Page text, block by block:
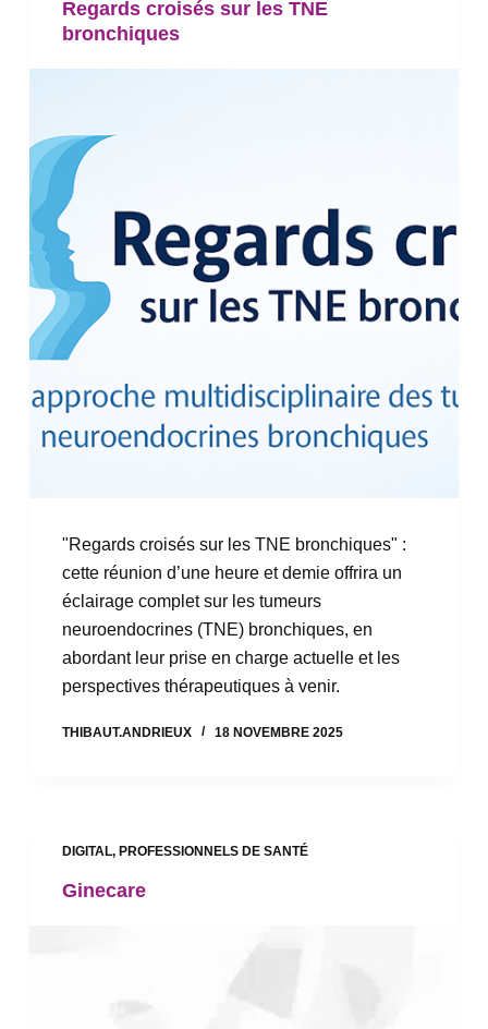
Regards croisés sur les TNE
bronchiques
"Regards croisés sur les TNE bronchiques" :
cette réunion d’une heure et demie offrira un
éclairage complet sur les tumeurs
neuroendocrines (TNE) bronchiques, en
abordant leur prise en charge actuelle et les
perspectives thérapeutiques à venir.
THIBAUT.ANDRIEUX 18 NOVEMBRE 2025
DIGITAL, PROFESSIONNELS DE SANTÉ
Ginecare